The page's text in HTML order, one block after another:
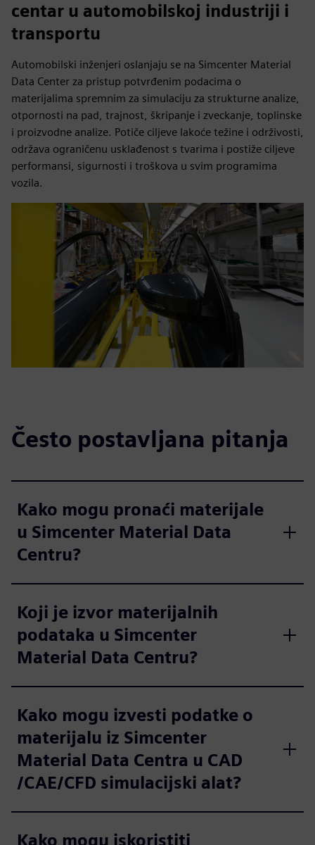
centar u automobilskoj industriji i
transportu
Automobilski inženjeri oslanjaju se na Simcenter Material
Data Center za pristup potvrđenim podacima o
materijalima spremnim za simulaciju za strukturne analize,
otpornosti na pad, trajnost, škripanje i zveckanje, toplinske
i proizvodne analize. Potiče ciljeve lakoće težine i održivosti,
održava ograničenu usklađenost s tvarima i postiže ciljeve
performansi, sigurnosti i troškova u svim programima
vozila.
Često postavljana pitanja
Kako mogu pronaći materijale
u Simcenter Material Data
Centru?
Koji je izvor materijalnih
podataka u Simcenter
Material Data Centru?
Kako mogu izvesti podatke o
materijalu iz Simcenter
Material Data Centra u CAD
/CAE/CFD simulacijski alat?
Kako mogu iskoristiti